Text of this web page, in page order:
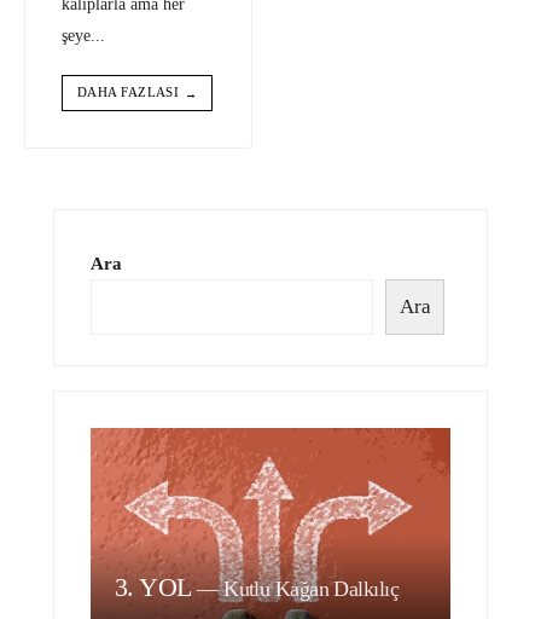
şeye
DAHA FAZLASI →
Ara
Ara
3. YOL—Kutlu Kağan Dalkılıç